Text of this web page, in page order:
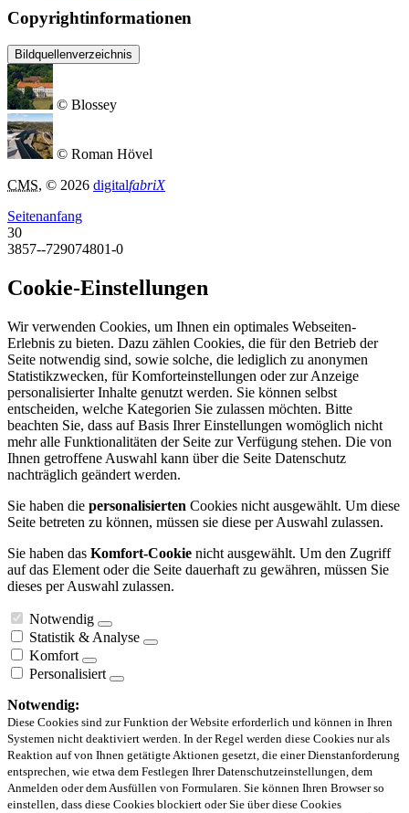
Copyrightinformationen
Bildquellenverzeichnis
© Blossey
© Roman Hövel
CMS, © 2026 digitalfabriX
Seitenanfang
30
3857--729074801-0
Cookie-Einstellungen
Wir verwenden Cookies, um Ihnen ein optimales Webseiten-
Erlebnis zu bieten. Dazu zählen Cookies, die für den Betrieb der
Seite notwendig sind, sowie solche, die lediglich zu anonymen
Statistikzwecken, für Komforteinstellungen oder zur Anzeige
personalisierter Inhalte genutzt werden. Sie können selbst
entscheiden, welche Kategorien Sie zulassen möchten. Bitte
beachten Sie, dass auf Basis Ihrer Einstellungen womöglich nicht
mehr alle Funktionalitäten der Seite zur Verfügung stehen. Die von
Ihnen getroffene Auswahl kann über die Seite Datenschutz
nachträglich geändert werden.
Sie haben die personalisierten Cookies nicht ausgewählt. Um diese
Seite betreten zu können, müssen sie diese per Auswahl zulassen.
Sie haben das Komfort-Cookie nicht ausgewählt. Um den Zugriff
auf das Element oder die Seite dauerhaft zu gewähren, müssen Sie
dieses per Auswahl zulassen.
Notwendig
Statistik & Analyse
Komfort
Personalisiert
Notwendig:
Diese Cookies sind zur Funktion der Website erforderlich und können in Ihren
Systemen nicht deaktiviert werden. In der Regel werden diese Cookies nur als
Reaktion auf von Ihnen getätigte Aktionen gesetzt, die einer Dienstanforderung
entsprechen, wie etwa dem Festlegen Ihrer Datenschutzeinstellungen, dem
Anmelden oder dem Ausfüllen von Formularen. Sie können Ihren Browser so
einstellen, dass diese Cookies blockiert oder Sie über diese Cookies